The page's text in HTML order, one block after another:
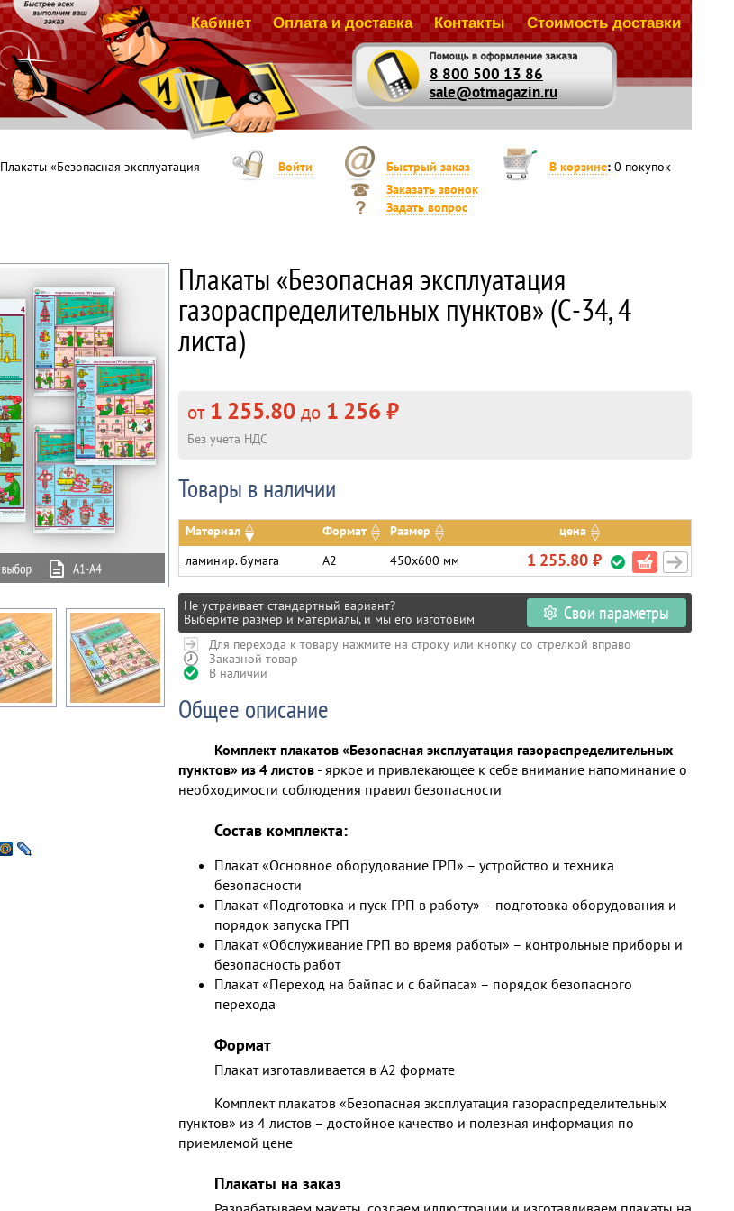
8 800 500 13 86
sale@otmagazin.ru
Кабинет Оплата и доставка Контакты Стоимость доставки
Плакаты «Безопасная эксплуатация
Войти Быстрый заказ В корзине: 0 покупок
Заказать звонок
Задать вопрос
Плакаты «Безопасная эксплуатация
газораспределительных пунктов» (С-34, 4
листа)
от1 255.80 до 1 256 ₽
Без учета НДС
Товары в наличии
Материал Формат Размер
цена
ламинир. бумага
А2 450х600 мм 1 255.80 ₽
Не устраивает стандартный вариант?
Выберите размер и материалы, и мы его изготовим
Свои параметры
Для перехода к товару нажмите на строку или кнопку со стрелкой вправо
Заказной товар
В наличии
Общее описание
Комплект плакатов «Безопасная эксплуатация газораспределительных
пунктов» из 4 листов - яркое и привлекающее к себе внимание напоминание о
необходимости соблюдения правил безопасности
Состав комплекта:
Плакат «Основное оборудование ГРП» – устройство и техника
безопасности
Плакат «Подготовка и пуск ГРП в работу» – подготовка оборудования и
порядок запуска ГРП
Плакат «Обслуживание ГРП во время работы» – контрольные приборы и
безопасность работ
Плакат «Переход на байпас и с байпаса» – порядок безопасного
перехода
Формат
Плакат изготавливается в А2 формате
Комплект плакатов «Безопасная эксплуатация газораспределительных
пунктов» из 4 листов – достойное качество и полезная информация по
приемлемой цене
Плакаты на заказ